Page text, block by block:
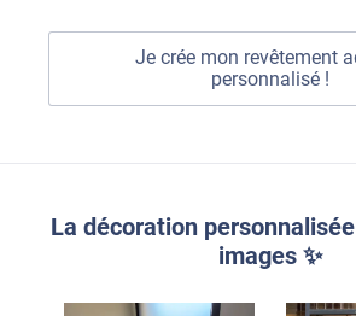
Je crée mon revêtement
personnalisé !
La décoration
images ✨